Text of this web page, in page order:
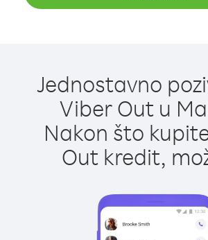
Jednostavno
Viber Out u
Nakon što
Out kredit,